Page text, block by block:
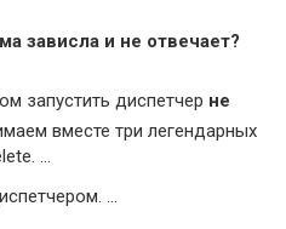
зависла и не отвечает?
запустить диспетчер не
вместе три легендарных
…
…